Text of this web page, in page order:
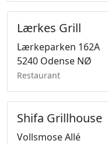
Lærkes Grill
Lærkeparken 162A
5240 Odense NØ
Restaurant
Shifa Grillhouse
Vollsmose Allé